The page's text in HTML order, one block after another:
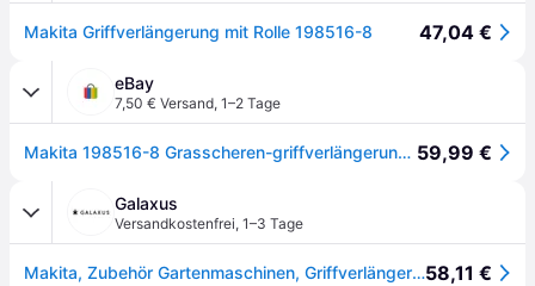
Makita Griffverlängerung mit Rolle 198516-8 47,04 €
eBay
7,50 € Versand, 1–2 Tage
Makita 198516-8 Grasscheren-griffverlängerung Fur Dum604, Dum111, Um600, Um110⭐ 59,99 €
Galaxus
Versandkostenfrei, 1–3 Tage
Makita, Zubehör Gartenmaschinen, Griffverlängerung mit Rolle (Rasentrimmer, Gartenmaschinen Ersatzteile)58,11 €